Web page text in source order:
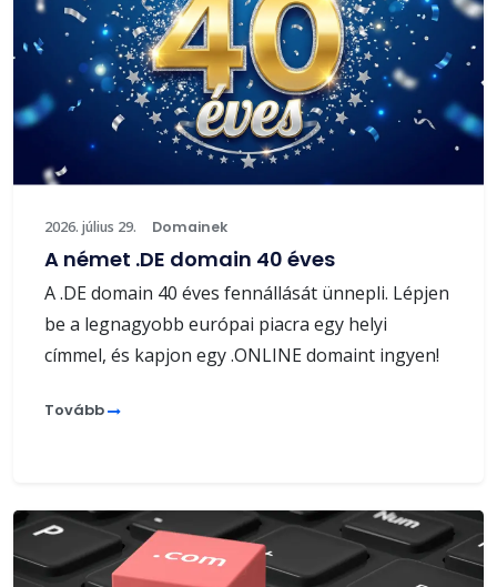
2026. július 29. Domainek
A német .DE domain 40 éves
A .DE domain 40 éves fennállását ünnepli. Lépjen
be a legnagyobb európai piacra egy helyi
címmel, és kapjon egy .ONLINE domaint ingyen!
Tovább